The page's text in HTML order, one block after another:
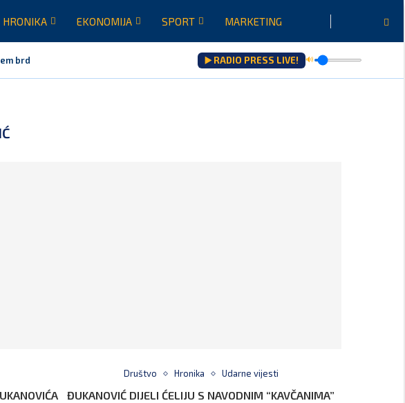
HRONIKA EKONOMIJA SPORT MARKETING
brdu vrijednu... ▶️ RADIO PRESS LIVE! 🔊
Društvo Hronika Udarne vijesti
ĐUKANOVIĆ DIJELI ĆELIJU S NAVODNIM “KAVČANIMA”